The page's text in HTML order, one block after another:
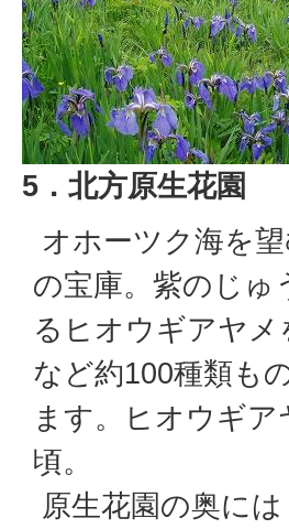
5．北方原生花園
オホーツク海を
の宝庫。紫のじゅ
るヒオウギアヤ
など約100種類も
ます。ヒオウギ
頃。
原生花園の奥に